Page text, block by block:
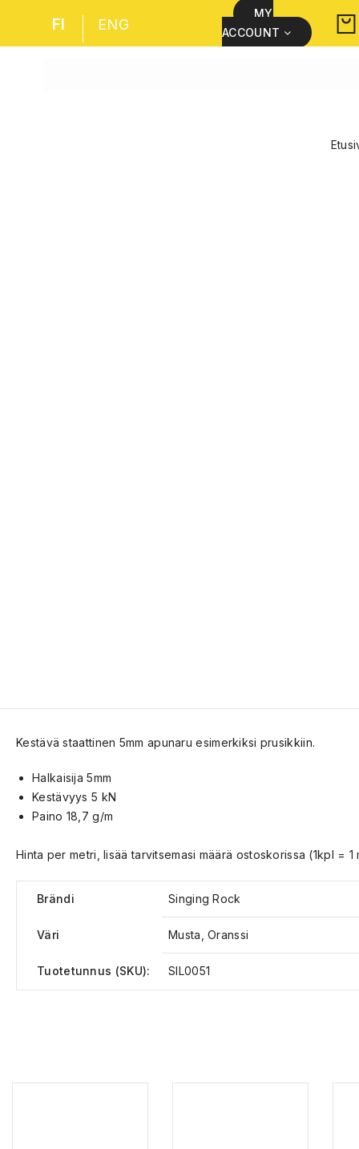
FI ENG
MY
ACCOUNT
Kestävä staattinen 5mm apunaru esimerkiksi prusikkiin.
Halkaisija 5mm
Kestävyys 5 kN
Paino 18,7 g/m
Hinta per metri, lisää tarvitsemasi määrä ostoskorissa (1kpl =
Brändi Singing Rock
Väri Musta, Oranssi
Tuotetunnus (SKU): SIL0051